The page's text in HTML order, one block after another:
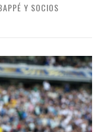
Y SOCIOS